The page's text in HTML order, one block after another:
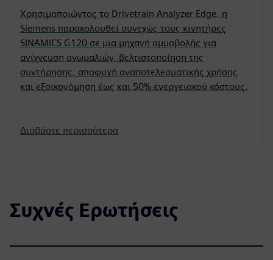
Χρησιμοποιώντας το Drivetrain Analyzer Edge, η
Siemens παρακολουθεί συνεχώς τους κινητήρες
SINAMICS G120 σε μια μηχανή αμμοβολής για
ανίχνευση ανωμαλιών, βελτιστοποίηση της
συντήρησης, αποφυγή αναποτελεσματικής χρήσης
και εξοικονόμηση έως και 50% ενεργειακού κόστους.
Διαβάστε περισσότερα
Συχνές Ερωτήσεις